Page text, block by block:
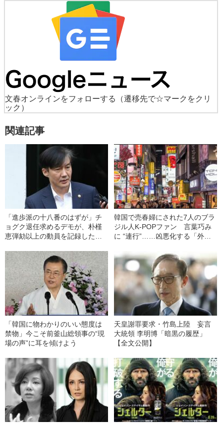
文春オンラインをフォローする
（遷移先で☆マークをクリ
ック）
関連記事
「進歩派の十八番のはずが」チ
ョグク退任求めるデモが、朴槿
恵弾劾以上の動員を記録した意
韓国で売春婦にされた7人のブラ
ジル人K-POPファン 言葉巧み
に “連行”……凶悪化する「外国
「韓国に物わかりのいい態度は
禁物」今こそ前釜山総領事の“現
場の声”に耳を傾けよう
天皇謝罪要求・竹島上陸 妄言
大統領 李明博「暗黒の履歴」
【全文公開】